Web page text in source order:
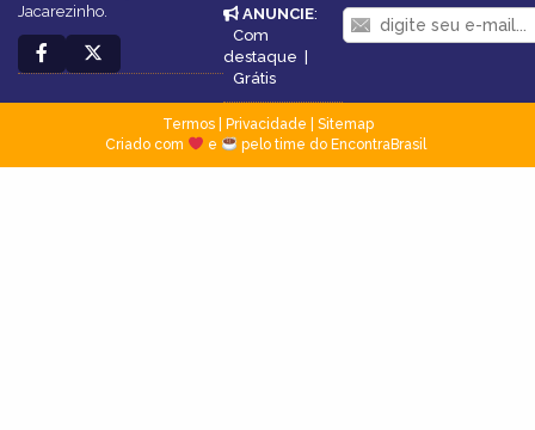
Jacarezinho.
ANUNCIE:
Com
destaque |
Grátis
Termos| Privacidade
Sitemap
Criado com
e pelo time do EncontraBrasil